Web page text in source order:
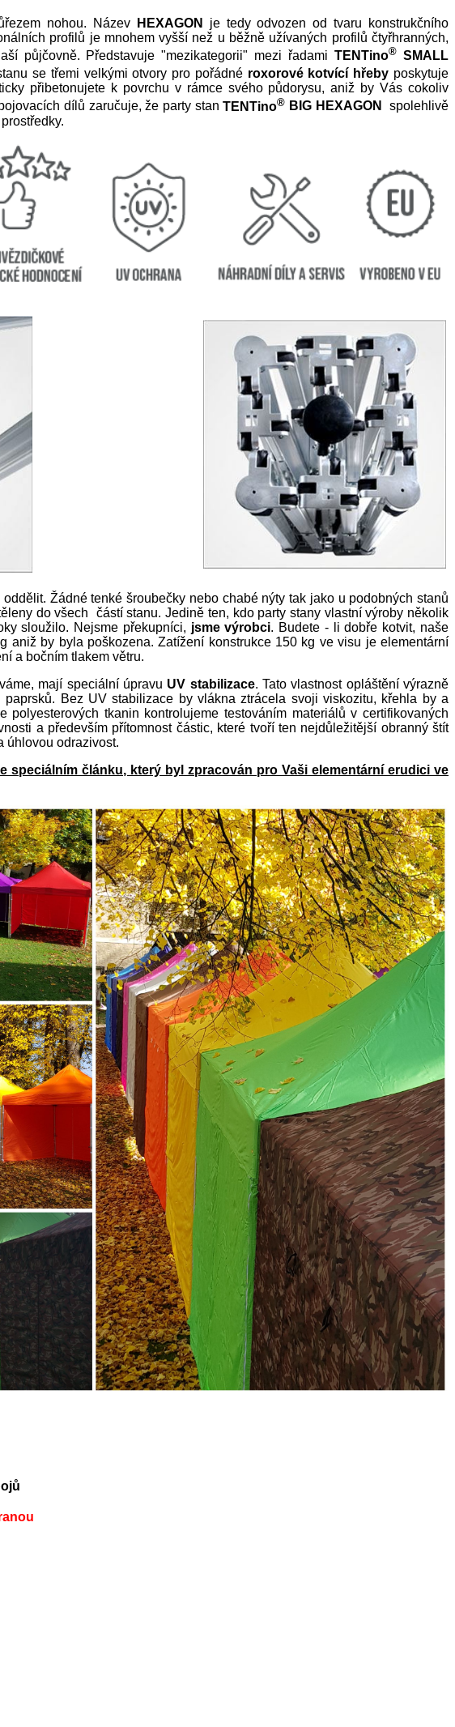
nohou. Název HEXAGON
je tedy odvozen od tvaru konstrukčního
profilů je mnohem vyšší než u běžně užívaných profilů čtyřhranných,
půjčovně. Představuje "mezikategorii" mezi řadamiTENTino® SMALL
se třemi velkými otvory pro pořádné roxorové kotvící hřeby poskytuje
přibetonujete k povrchu v rámce svého půdorysu, aniž by Vás cokoliv
dílů zaručuje, že party stanTENTino® BIG HEXAGON
spolehlivě
Žádné tenké šroubečky nebo chabé nýty tak jako u podobných stanů
do všech částí stanu. Jedině ten, kdo party stany vlastní výroby několik
sloužilo. Nejsme překupníci, jsme výrobci. Budete - li dobře kotvit, naše
by byla poškozena. Zatížení konstrukce 150 kg ve visu je elementární
a bočním tlakem větru.
mají speciální úpravu UV stabilizace. Tato vlastnost opláštění výrazně
Bez UV stabilizace by vlákna ztrácela svoji viskozitu, křehla by a
tkanin kontrolujeme testováním materiálů v certifikovaných
a především přítomnost částic, které tvoří ten nejdůležitější obranný štít
úhlovou odrazivost.
článku, který byl zpracován pro Vaši elementární erudici ve